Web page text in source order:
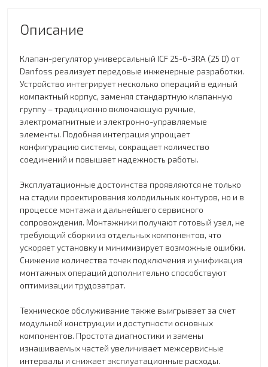
Описание
Клапан-регулятор универсальный ICF 25-6-3RA (25 D) от
Danfoss реализует передовые инженерные разработки.
Устройство интегрирует несколько операций в единый
компактный корпус, заменяя стандартную клапанную
группу – традиционно включающую ручные,
электромагнитные и электронно-управляемые
элементы. Подобная интеграция упрощает
конфигурацию системы, сокращает количество
соединений и повышает надежность работы.
Эксплуатационные достоинства проявляются не только
на стадии проектирования холодильных контуров, но и в
процессе монтажа и дальнейшего сервисного
сопровождения. Монтажники получают готовый узел, не
требующий сборки из отдельных компонентов, что
ускоряет установку и минимизирует возможные ошибки.
Снижение количества точек подключения и унификация
монтажных операций дополнительно способствуют
оптимизации трудозатрат.
Техническое обслуживание также выигрывает за счет
модульной конструкции и доступности основных
компонентов. Простота диагностики и замены
изнашиваемых частей увеличивает межсервисные
интервалы и снижает эксплуатационные расходы.